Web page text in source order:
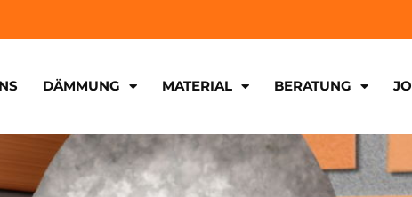
DÄMMUNG MATERIAL BERATUNG